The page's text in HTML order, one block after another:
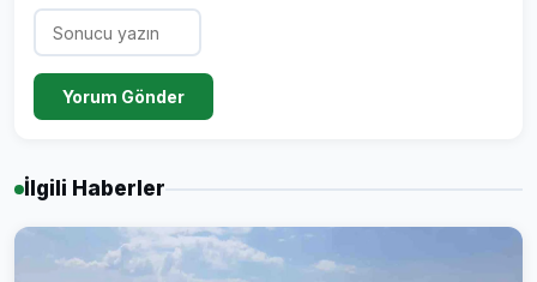
Yorum Gönder
İlgili Haberler